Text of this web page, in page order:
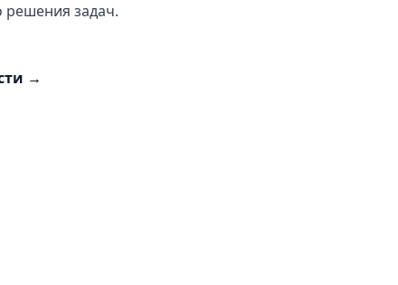
решения задач.
→